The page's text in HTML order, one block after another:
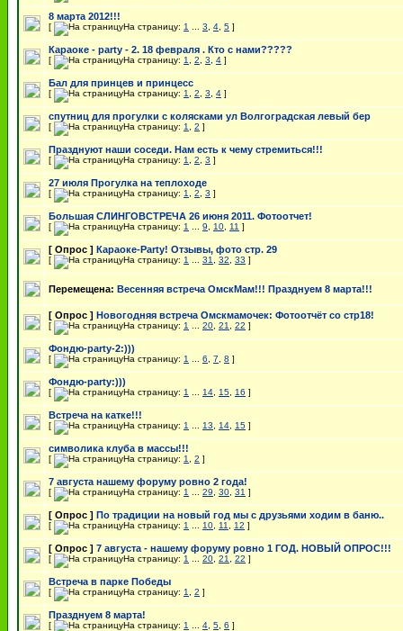
8 марта 2012!!!
[ На страницу: 1 3 4 5 ]
Караоке - party - 2. 18 февраля . Кто с нами?????
[ На страницу: 1 2 3 4 ]
Бал для принцев и принцесс
[ На страницу: 1 2 3 4 ]
спутниц для прогулки с колясками ул Волгоградская левый бер
[ На страницу: 1 2 ]
Празднуют наши соседи. Нам есть к чему стремиться!!!
[ На страницу: 1 2 3 ]
27 июля Прогулка на теплоходе
[ На страницу: 1 2 3 ]
Большая СЛИНГОВСТРЕЧА 26 июня 2011. Фотоотчет!
[ На страницу: 1 9 10 11 ]
[ Опрос ] Караоке-Party! Отзывы, фото стр. 29
[ На страницу: 1 31 32 33 ]
Перемещена: Весенняя встреча ОмскМам!!! Празднуем 8 марта!!!
[ Опрос ] Новогодняя встреча Омскмамочек: Фотоотчёт со стр18!
[ На страницу: 1 20 21 22 ]
Фондю-party-2:)))
[ На страницу: 1 6 7 8 ]
Фондю-party:)))
[ На страницу: 1 14 15 16 ]
Встреча на катке!!!
[ На страницу: 1 13 14 15 ]
символика клуба в массы!!!
[ На страницу: 1 2 ]
7 августа нашему форуму ровно 2 года!
[ На страницу: 1 29 30 31 ]
[ Опрос ] По традиции на новый год мы с друзьями ходим в баню..
[ На страницу: 1 10 11 12 ]
[ Опрос ] 7 августа - нашему форуму ровно 1 ГОД. НОВЫЙ ОПРОС!!!
[ На страницу: 1 20 21 22 ]
Встреча в парке Победы
[ На страницу: 1 2 ]
Празднуем 8 марта!
[ На страницу: 1 4 5 6 ]